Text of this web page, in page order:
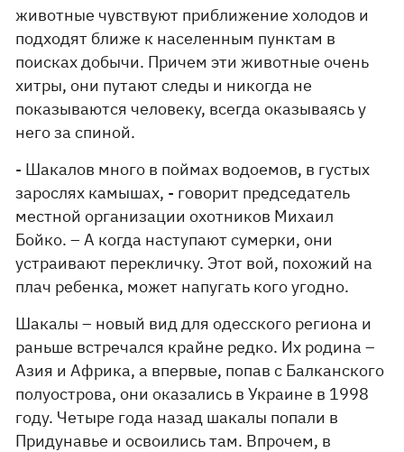
животные чувствуют приближение холодов и
подходят ближе к населенным пунктам в
поисках добычи. Причем эти животные очень
хитры, они путают следы и никогда не
показываются человеку, всегда оказываясь у
него за спиной.
- Шакалов много в поймах водоемов, в густых
зарослях камышах, - говорит председатель
местной организации охотников Михаил
Бойко. – А когда наступают сумерки, они
устраивают перекличку. Этот вой, похожий на
плач ребенка, может напугать кого угодно.
Шакалы – новый вид для одесского региона и
раньше встречался крайне редко. Их родина –
Азия и Африка, а впервые, попав с Балканского
полуострова, они оказались в Украине в 1998
году. Четыре года назад шакалы попали в
Придунавье и освоились там. Впрочем, в